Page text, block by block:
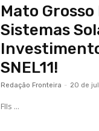
Mato
Sistemas
SNEL11!
Redação Fronteira - 20 de
FIIs ...